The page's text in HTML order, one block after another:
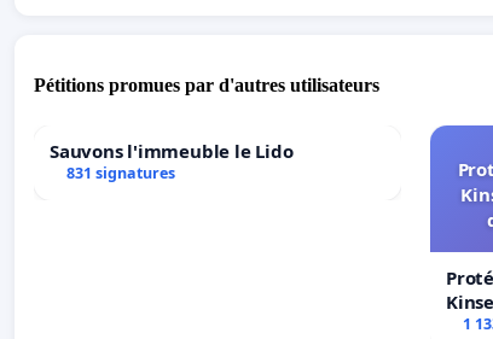
Pétitions promues par d'autres utilisateurs
Sauvons l'immeuble le Lido
831 signatures
1